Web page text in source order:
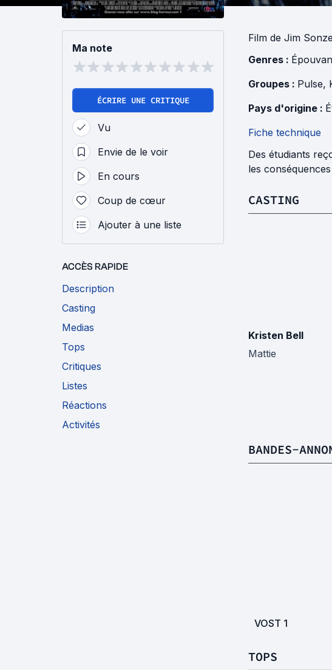
Ma note
ÉCRIRE UNE CRITIQUE
Vu
Envie de le voir
En cours
Coup de cœur
Ajouter à une liste
ACCÈS RAPIDE
Description
Casting
Medias
Tops
Critiques
Listes
Réactions
Activités
Film de Jim
Genres :
Groupes : Pulse,
Pays d'origine :
Fiche technique
Des étudiants
les
CASTING
Kristen Bell
Mattie
BANDES-
VOST 1
TOPS